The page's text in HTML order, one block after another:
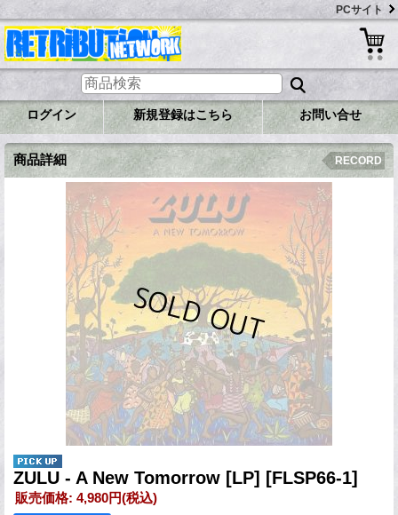
PCサイト
ログイン 新規登録はこちら お問い合せ
商品詳細 RECORD
ZULU - A New Tomorrow [LP] [FLSP66-1]
販売価格: 4,980円(税込)